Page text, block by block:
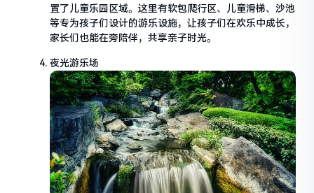
置了儿童乐园区域。这里有软包爬行区、儿童滑梯、沙池
等专为孩子们设计的游乐设施，让孩子们在欢乐中成长，
家长们也能在旁陪伴，共享亲子时光。
夜光游乐场